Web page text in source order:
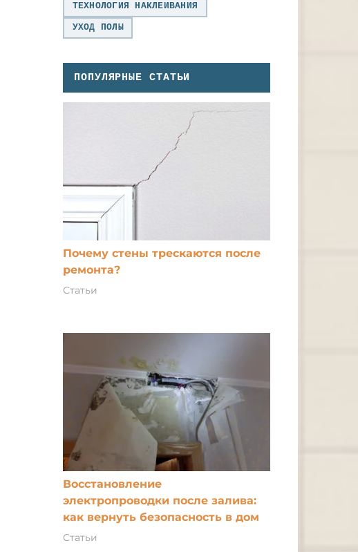
ТЕХНОЛОГИЯ НАКЛЕИВАНИЯ
УХОД ПОЛЫ
ПОПУЛЯРНЫЕ СТАТЬИ
Почему стены трескаются после
ремонта?
Статьи
Восстановление
электропроводки после залива:
как вернуть безопасность в дом
Статьи